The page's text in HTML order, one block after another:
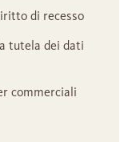
di recesso
tutela dei dati
commerciali